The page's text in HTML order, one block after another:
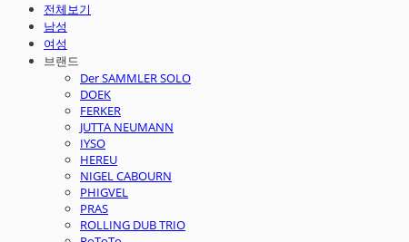
전체보기
남성
여성
브랜드
Der SAMMLER SOLO
DOEK
FERKER
JUTTA NEUMANN
IYSO
HEREU
NIGEL CABOURN
PHIGVEL
PRAS
ROLLING DUB TRIO